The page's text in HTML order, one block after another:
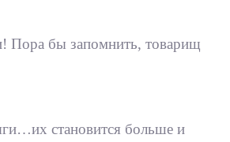
Пора бы запомнить, товарищ
становится больше и